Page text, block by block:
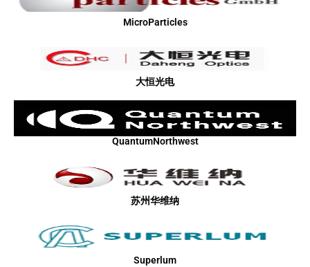
MicroParticles
大恒光电
QuantumNorthwest
苏州华维纳
Superlum